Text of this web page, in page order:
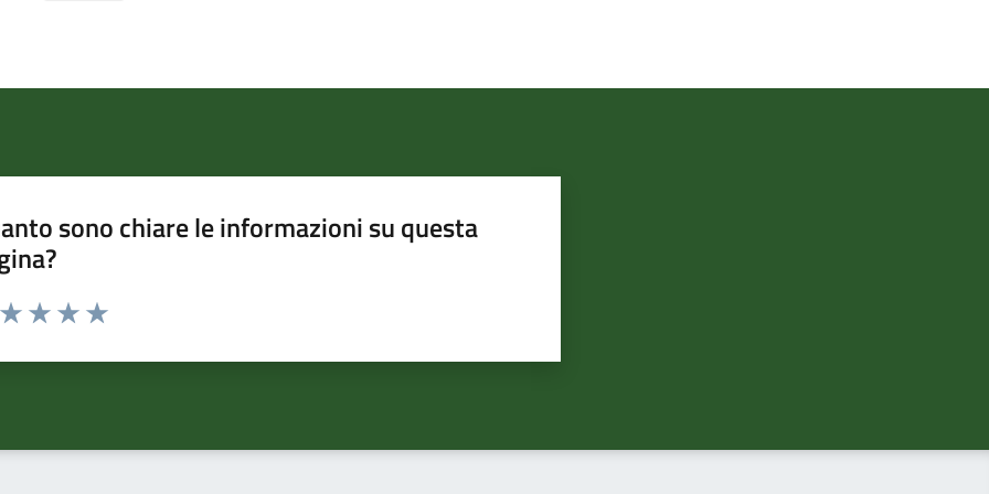
sono chiare le informazioni su questa
da 1 a 5 stelle la pagina